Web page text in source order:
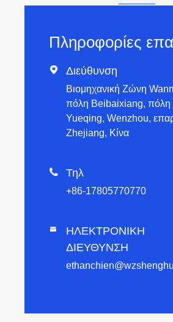
Πληροφορίες
 Διεύθυνση
Βιομηχανική Ζώνη
πόλη Beibaixiang, πόλη
Yueqing, Wenzhou,
Zhejiang, Κίνα
 Τηλ
+86-17805770770

ΗΛΕΚΤΡΟΝΙΚΗ
ΔΙΕΥΘΥΝΣΗ